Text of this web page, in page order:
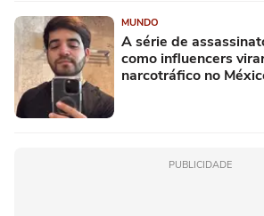
MUNDO
A série de
como influencers
narcotráfico no
PUBLICIDADE